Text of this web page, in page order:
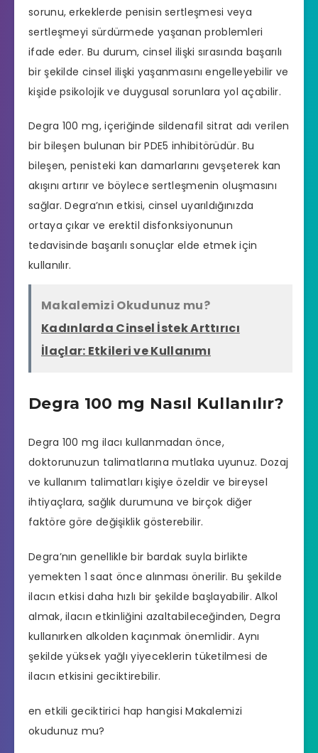
sorunu, erkeklerde penisin sertleşmesi veya
sertleşmeyi sürdürmede yaşanan problemleri
ifade eder. Bu durum, cinsel ilişki sırasında başarılı
bir şekilde cinsel ilişki yaşanmasını engelleyebilir ve
kişide psikolojik ve duygusal sorunlara yol açabilir.
Degra 100 mg, içeriğinde sildenafil sitrat adı verilen
bir bileşen bulunan bir PDE5 inhibitörüdür. Bu
bileşen, penisteki kan damarlarını gevşeterek kan
akışını artırır ve böylece sertleşmenin oluşmasını
sağlar. Degra’nın etkisi, cinsel uyarıldığınızda
ortaya çıkar ve erektil disfonksiyonunun
tedavisinde başarılı sonuçlar elde etmek için
kullanılır.
Makalemizi Okudunuz mu?
Kadınlarda Cinsel İstek Arttırıcı
İlaçlar: Etkileri ve Kullanımı
Degra 100 mg Nasıl Kullanılır?
Degra 100 mg ilacı kullanmadan önce,
doktorunuzun talimatlarına mutlaka uyunuz. Dozaj
ve kullanım talimatları kişiye özeldir ve bireysel
ihtiyaçlara, sağlık durumuna ve birçok diğer
faktöre göre değişiklik gösterebilir.
Degra’nın genellikle bir bardak suyla birlikte
yemekten 1 saat önce alınması önerilir. Bu şekilde
ilacın etkisi daha hızlı bir şekilde başlayabilir. Alkol
almak, ilacın etkinliğini azaltabileceğinden, Degra
kullanırken alkolden kaçınmak önemlidir. Aynı
şekilde yüksek yağlı yiyeceklerin tüketilmesi de
ilacın etkisini geciktirebilir.
en etkili geciktirici hap hangisi Makalemizi
okudunuz mu?